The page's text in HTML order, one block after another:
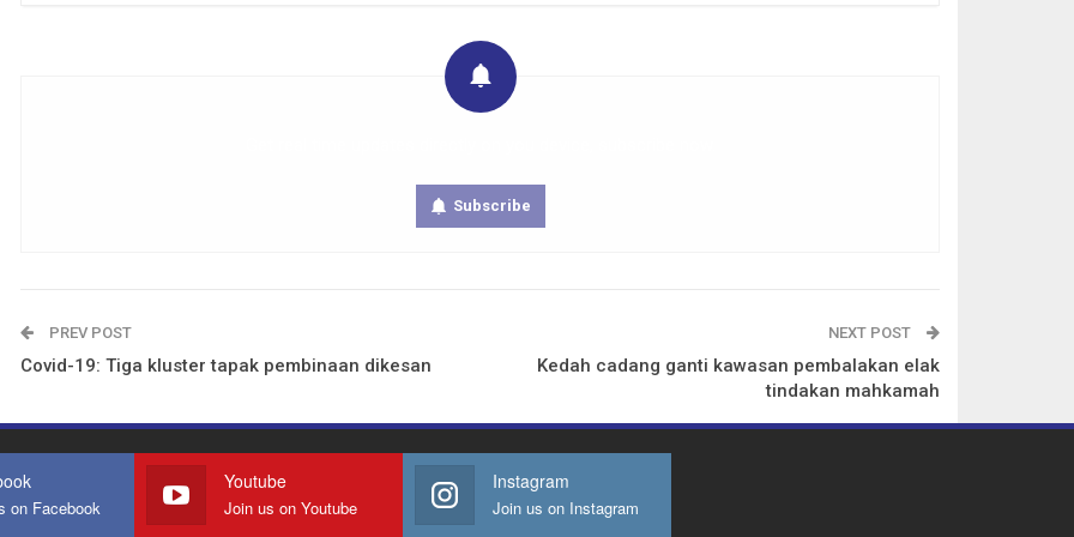
Subscribe
PREV POST
Covid-19: Tiga kluster tapak pembinaan dikesan
NEXT POST
Kedah cadang ganti kawasan pembalakan elak
tindakan mahkamah
on Facebook
Youtube
Join us on Youtube
Instagram
Join us on Instagram